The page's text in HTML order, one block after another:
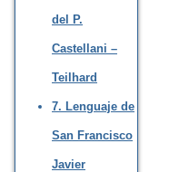
del P.
Castellani –
Teilhard
7. Lenguaje de
San Francisco
Javier